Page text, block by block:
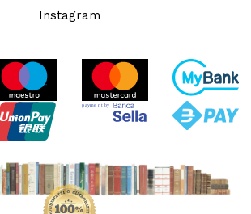
Instagram